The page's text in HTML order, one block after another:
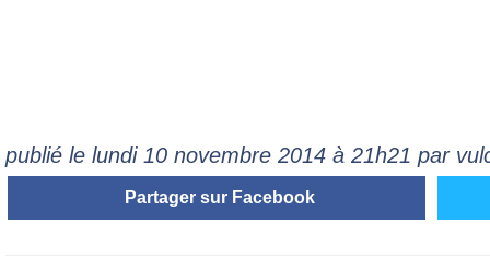
publié le lundi 10 novembre 2014 à 21h21 par
Partager sur Facebook